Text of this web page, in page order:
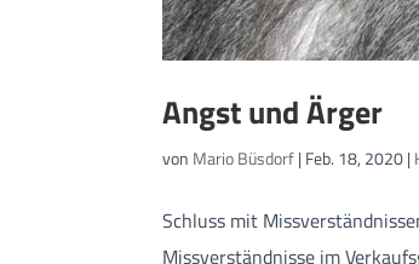
Angst und Ärger
von Mario Büsdorf|Feb. 18, 2020|
Schluss mit
Missverständnisse im